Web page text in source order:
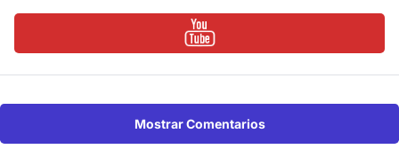
Mostrar Comentarios